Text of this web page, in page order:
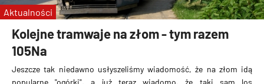
Kolejne tramwaje na złom - tym razem
105Na
Jeszcze tak niedawno usłyszeliśmy wiadomość, że na złom idą
popularne "ogórki", a już teraz wiadomo, że taki sam los
Aktualności